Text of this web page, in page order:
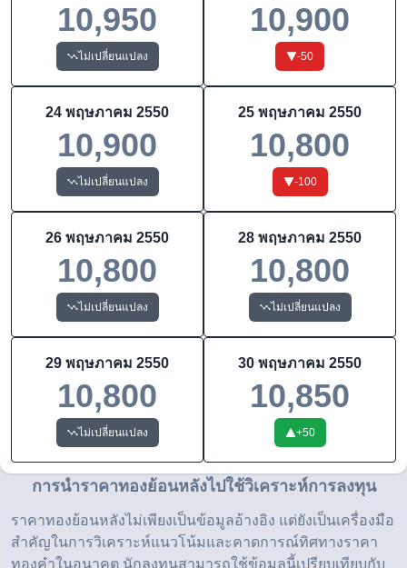
10,950
ไม่เปลี่ยนแปลง
10,900
-50
24 พฤษภาคม 2550
10,900
ไม่เปลี่ยนแปลง
25 พฤษภาคม 2550
10,800
-100
26 พฤษภาคม 2550
10,800
ไม่เปลี่ยนแปลง
28 พฤษภาคม 2550
10,800
ไม่เปลี่ยนแปลง
29 พฤษภาคม 2550
10,800
ไม่เปลี่ยนแปลง
30 พฤษภาคม 2550
10,850
+50
การนำราคาทองย้อนหลังไปใช้วิเคราะห์การลงทุน
ราคาทองย้อนหลังไม่เพียงเป็นข้อมูลอ้างอิง แต่ยังเป็นเครื่องมือ
สำคัญในการวิเคราะห์แนวโน้มและคาดการณ์ทิศทางราคา
ทองคำในอนาคต นักลงทุนสามารถใช้ข้อมูลนี้เปรียบเทียบกับ